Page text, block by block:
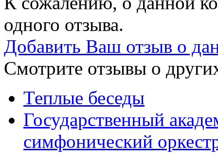
одного отзыва.
Добавить Ваш отзыв о
Смотрите отзывы о
Теплые беседы
Государственный
симфонический